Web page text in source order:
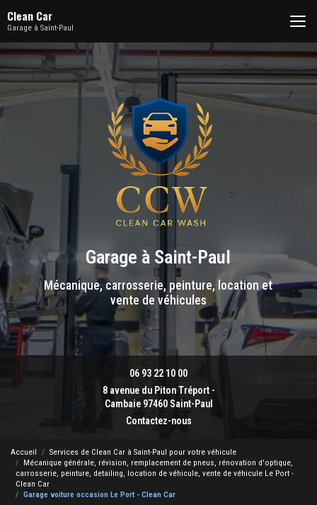
au
contenu
principal
Clean Car
Garage à Saint-Paul
Garage à Saint-Paul
Mécanique, carrosserie, peinture, location et
vente de véhicules
06 93 22 10 00
8 avenue du Piton Tréport -
Cambaie 97460 Saint-Paul
Contactez-nous
Accueil
Services de Clean Car à Saint-Paul pour votre véhicule
Mécanique générale, révision, remplacement de pneus, rénovation d'optique,
carrosserie, peinture, detailing, location de véhicule, vente de véhicule Le Port -
Clean Car
Garage voiture occasion Le Port - Clean Car